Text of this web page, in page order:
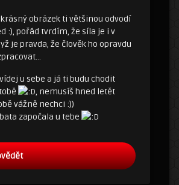
obrázek ti většinou odvodí
:), pořád tvrdím, že síla je i v
je pravda, že člověk ho opravdu
u sebe a já ti budu chodit
, nemusíš hned letět
vážně nechci :))
započala u tebe